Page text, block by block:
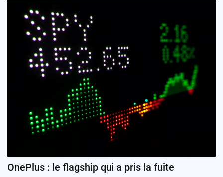
OnePlus : le flagship qui a pris la fuite